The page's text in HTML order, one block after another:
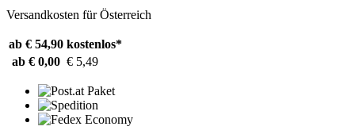
Versandkosten für Österreich
ab € 54,90 kostenlos*
ab € 0,00 € 5,49